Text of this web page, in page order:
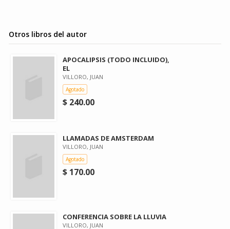
Otros libros del autor
APOCALIPSIS (TODO INCLUIDO),
EL
VILLORO, JUAN
Agotado
$ 240.00
LLAMADAS DE AMSTERDAM
VILLORO, JUAN
Agotado
$ 170.00
CONFERENCIA SOBRE LA LLUVIA
VILLORO, JUAN